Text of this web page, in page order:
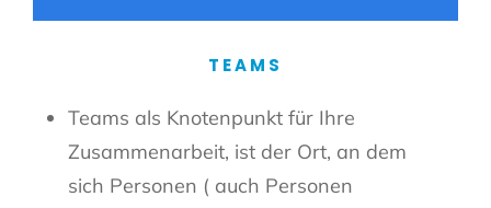
TEAMS
Teams als Knotenpunkt für Ihre
Zusammenarbeit, ist der Ort, an dem
sich Personen ( auch Personen